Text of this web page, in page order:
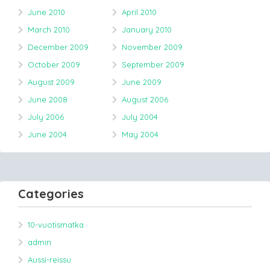
June 2010
April 2010
March 2010
January 2010
December 2009
November 2009
October 2009
September 2009
August 2009
June 2009
June 2008
August 2006
July 2006
July 2004
June 2004
May 2004
Categories
10-vuotismatka
admin
Aussi-reissu